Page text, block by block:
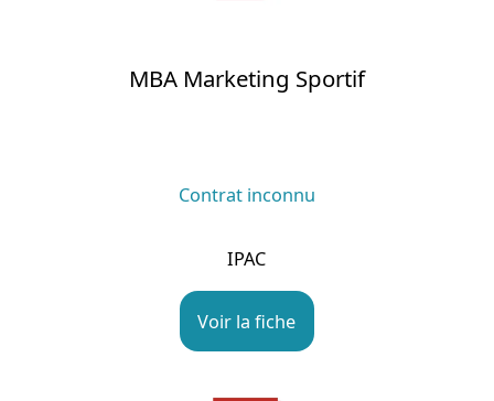
MBA Marketing Sportif
Contrat inconnu
IPAC
Voir la fiche